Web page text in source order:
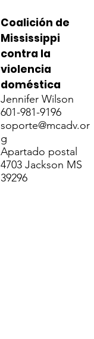
Coalición de
Mississippi
contra la
violencia
doméstica
Jennifer Wilson
601-981-9196
soporte@mcadv.or
g
Apartado postal
4703 Jackson MS
39296